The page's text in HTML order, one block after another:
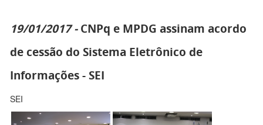
19/01/2017 -CNPq e MPDG assinam acordo
de cessão do Sistema Eletrônico de
Informações - SEI
SEI